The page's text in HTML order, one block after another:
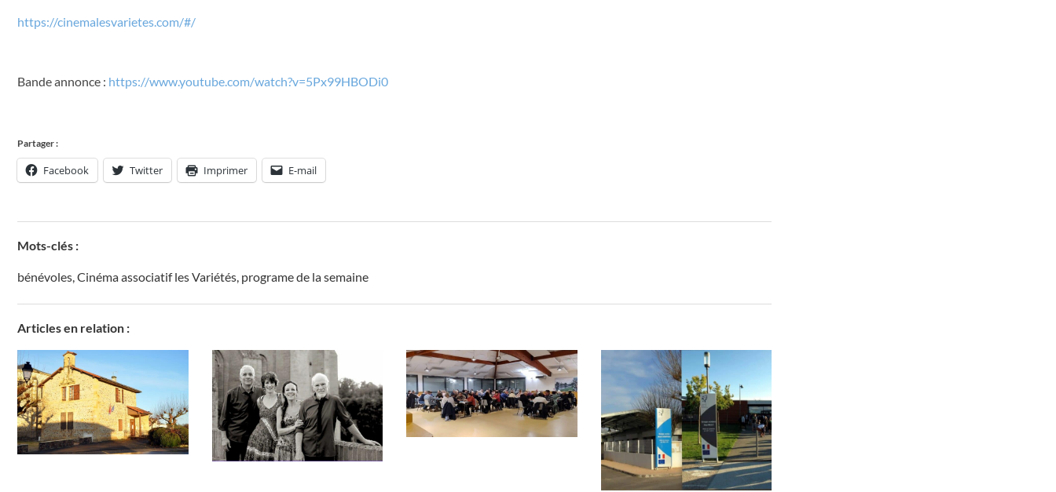
https://cinemalesvarietes.com/#/
Bande annonce : https://www.youtube.com/watch?v=5Px99HBODi0
Partager :
Facebook Twitter Imprimer E-mail
Mots-clés :
bénévoles,Cinéma associatif les Variétés, programe de la semaine
Articles en relation :